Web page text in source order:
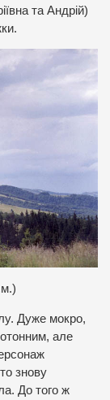
та Андрій)
Дуже мокро,
але
знову
До того ж